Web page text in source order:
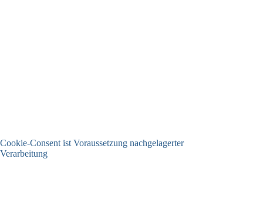
Cookie-Consent ist Voraussetzung nachgelagerter
Verarbeitung